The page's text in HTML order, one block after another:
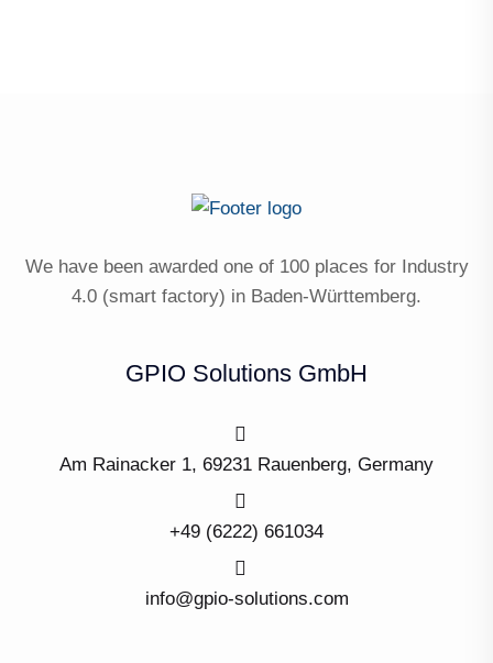
We have been awarded one of 100 places for Industry
4.0 (smart factory) in Baden-Württemberg.
GPIO Solutions GmbH
Am Rainacker 1, 69231 Rauenberg, Germany
+49 (6222) 661034
info@gpio-solutions.com